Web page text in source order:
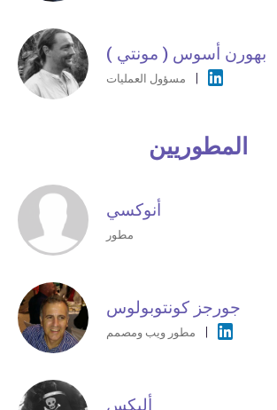
بهورن أسوس ( مونتي )
مسؤول العمليات
المطوريين
أنوكسي
مطور
جورجز كونتوبولوس
مطور ويب ومصمم
أليكس